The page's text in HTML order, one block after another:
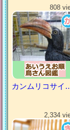
808
カンムリ
2,334